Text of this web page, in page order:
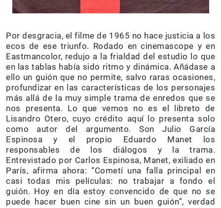
Por desgracia, el filme de 1965 no hace justicia a los
ecos de ese triunfo. Rodado en cinemascope y en
Eastmancolor, redujo a la frialdad del estudio lo que
en las tablas había sido ritmo y dinámica. Añádase a
ello un guión que no permite, salvo raras ocasiones,
profundizar en las características de los personajes
más allá de la muy simple trama de enredos que se
nos presenta. Lo que vemos no es el libreto de
Lisandro Otero, cuyo crédito aquí lo presenta solo
como autor del argumento. Son Julio García
Espinosa y el propio Eduardo Manet los
responsables de los diálogos y la trama.
Entrevistado por Carlos Espinosa, Manet, exiliado en
París, afirma ahora: “Cometí una falla principal en
casi todas mis películas: no trabajar a fondo el
guión. Hoy en día estoy convencido de que no se
puede hacer buen cine sin un buen guión”, verdad